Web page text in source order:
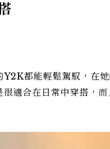
都能輕鬆駕馭，在
適合在日常中穿搭，